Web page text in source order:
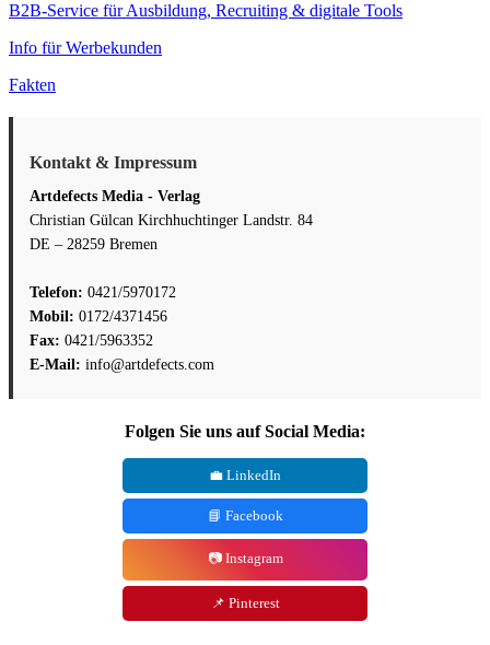
B2B-Service für Ausbildung, Recruiting & digitale Tools
Info für Werbekunden
Fakten
Kontakt & Impressum
Artdefects Media - Verlag
Christian Gülcan Kirchhuchtinger Landstr. 84
DE – 28259 Bremen
Telefon: 0421/5970172
Mobil: 0172/4371456
Fax: 0421/5963352
E-Mail: info@artdefects.com
Folgen Sie uns auf Social Media:
💼 LinkedIn
📘 Facebook
📷 Instagram
📌 Pinterest